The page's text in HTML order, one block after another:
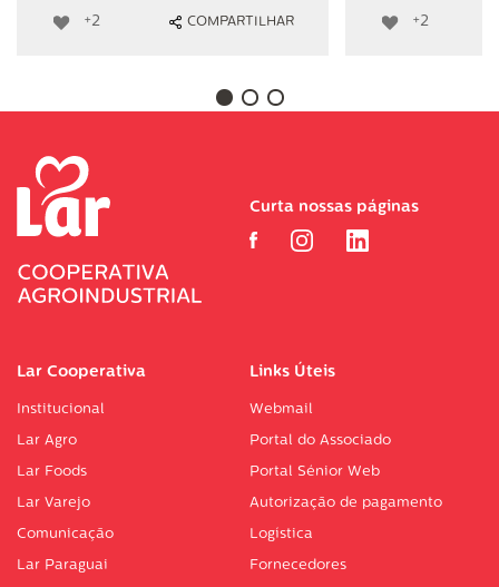
+2 COMPARTILHAR +2
Lar Cooperativa
Institucional
Lar Agro
Lar Foods
Lar Varejo
Comunicação
Lar Paraguai
Links Úteis
Webmail
Portal do Associado
Portal Sénior Web
Autorização de pagamento
Logística
Fornecedores
Curta nossas páginas